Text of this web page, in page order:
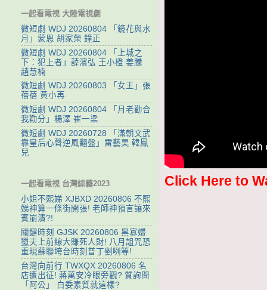
Click Here to
一起看電視 大陸電視劇
微短劇 WDJ 20260804 「鏡花與水
月」蒙恩 胡家榮 鐘正
微短劇 WDJ 20260804 「上城之
下：犯上者」薛濱弘 王小橙 姜騰
趙慧楠
微短劇 WDJ 20260803 「女王」張
蓓蓓 黃小再
微短劇 WDJ 20260804 「月老勸合
我勸分」楊澤 崔一梁
微短劇 WDJ 20260728 「滿朝文武
靠皇后心聲逆風翻盤」雷藝昊 韓鳳
兒
一起看電視 台灣綜藝2023
小姐不熙娣 XJBXD 20260806 不熙
娣神算一條街開張! 老師神預言讓來
賓崩潰?!
關鍵時刻 GJSK 20260806 黑寡婦
獵夫上前線大賺死人財! 八月詛咒恐
重現蘇聯垮台時刻普丁剉咧等!
台灣向前行 TWXQX 20260806 名
店遭出征! 蔣萬安冷眼旁觀? 質詢問
「阿公」 白委素質就這樣?